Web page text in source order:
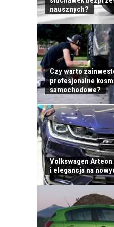
nausznych?
Czy warto
profesjonalne
samochodowe?
Volkswagen
i elegancja na
DO